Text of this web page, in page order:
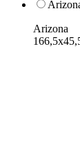
Arizona